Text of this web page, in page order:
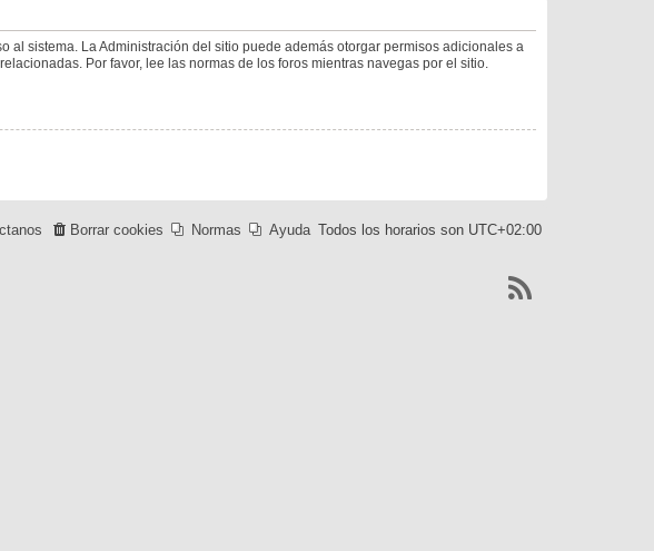
sistema. La Administración del sitio puede además otorgar permisos adicionales a
Por favor, lee las normas de los foros mientras navegas por el sitio.
Todos los horarios son UTC+02:00
Ayuda
Normas
Borrar cookies